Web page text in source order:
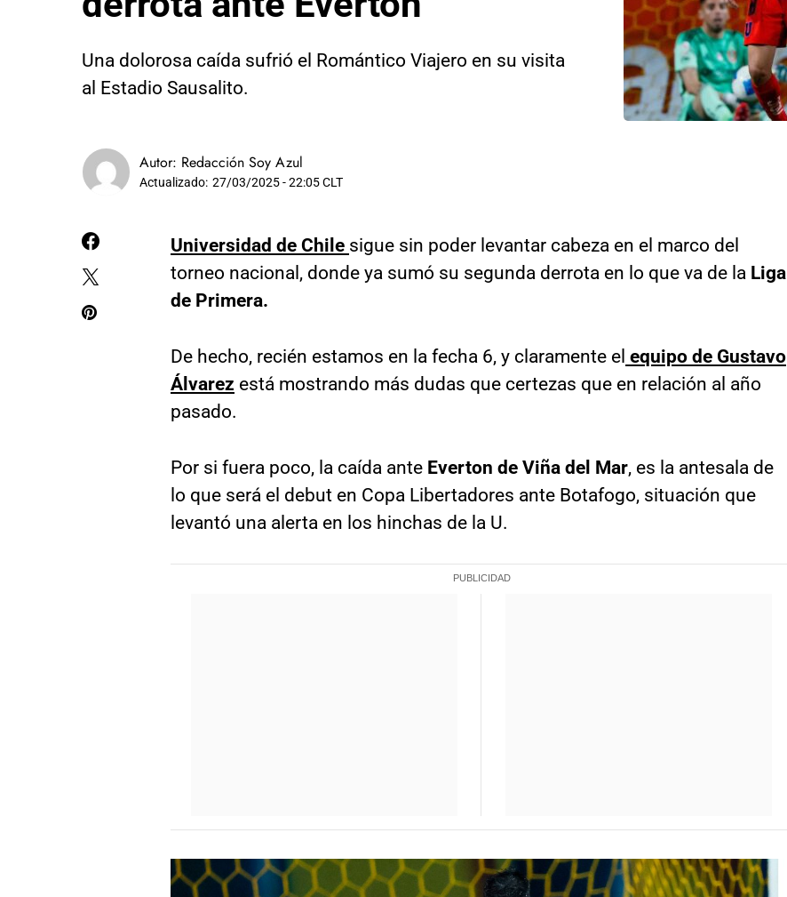
Una dolorosa caída sufrió el Romántico Viajero en su visita
al Estadio Sausalito.
Autor: Redacción Soy Azul
Actualizado: 27/03/2025 - 22:05 CLT
Universidad de Chile sigue sin poder levantar cabeza en el marco del
torneo nacional, donde ya sumó su segunda derrota en lo que va de la Liga
de Primera.
De hecho, recién estamos en la fecha 6, y claramente el equipo de Gustavo
Álvarez está mostrando más dudas que certezas que en relación al año
pasado.
Por si fuera poco, la caída ante Everton de Viña del Mar, es la antesala de
lo que será el debut en Copa Libertadores ante Botafogo, situación que
levantó una alerta en los hinchas de la U.